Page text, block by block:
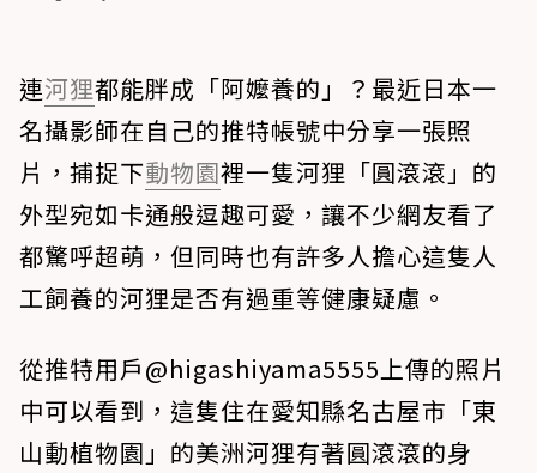
連河狸都能胖成「阿嬤養的」？最近日本一
名攝影師在自己的推特帳號中分享一張照
片，捕捉下動物園裡一隻河狸「圓滾滾」的
外型宛如卡通般逗趣可愛，讓不少網友看了
都驚呼超萌，但同時也有許多人擔心這隻人
工飼養的河狸是否有過重等健康疑慮。
從推特用戶@higashiyama5555上傳的照片
中可以看到，這隻住在愛知縣名古屋市「東
山動植物園」的美洲河狸有著圓滾滾的身